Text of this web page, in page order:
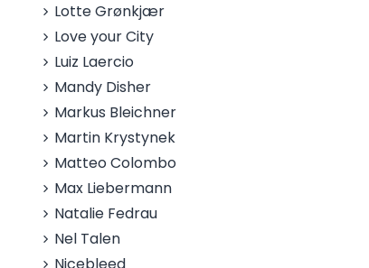
Lotte Grønkjær
Love your City
Luiz Laercio
Mandy Disher
Markus Bleichner
Martin Krystynek
Matteo Colombo
Max Liebermann
Natalie Fedrau
Nel Talen